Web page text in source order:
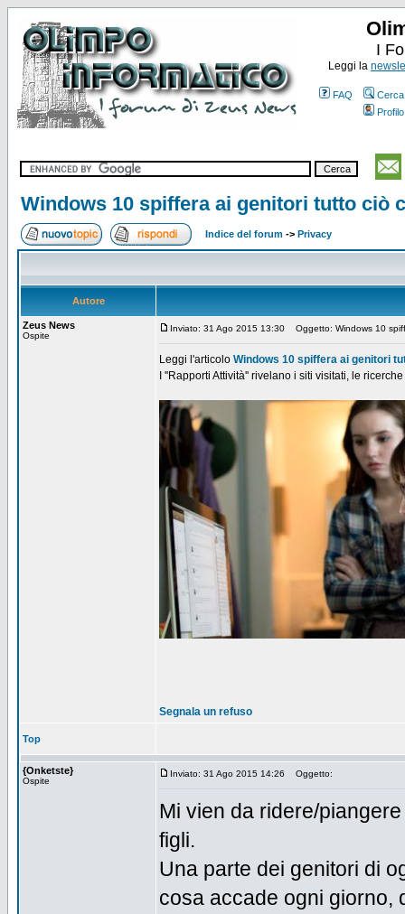
I
Leggi la
FAQ
Cerca
Profilo
Windows 10 spiffera ai genitori tutto ciò
Indice del forum -> Privacy
Autore
Zeus News
Ospite
Inviato: 31 Ago 2015 13:30 Oggetto: Windows 10
Leggi l'articolo Windows 10 spiffera ai genitori
I ''Rapporti Attività'' rivelano i siti visitati, le
Segnala un refuso
Top
{Onketste}
Ospite
Inviato: 31 Ago 2015 14:26 Oggetto:
Mi vien da ridere/
figli.
Una parte dei genitori di
cosa accade ogni giorno,